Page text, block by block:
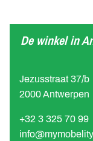
De winkel in
Jezusstraat 37/b
2000 Antwerpen
+32 3 325 70 99